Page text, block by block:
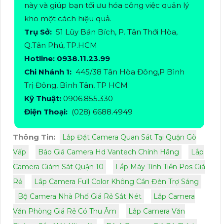
này và giúp bạn tối ưu hóa công việc quản lý
kho một cách hiệu quả.
Trụ Sở: 51 Lũy Bán Bích, P. Tân Thới Hòa,
Q.Tân Phú, TP.HCM
Hotline: 0938.11.23.99
Chi Nhánh 1: 445/38 Tân Hòa Đông,P Bình
Trị Đông, Bình Tân, TP HCM
Kỹ Thuật: 0906.855.330
Điện Thoại: (028) 6688.4949
Thông Tin:
Lắp Đặt Camera Quan Sát Tại Quận Gò
Vấp
Báo Giá Camera Hd Vantech Chính Hãng
Lắp
Camera Giám Sát Quận 10
Lắp Máy Tính Tiền Pos Giá
Rẻ
Lắp Camera Full Color Không Cần Đèn Trợ Sáng
Bộ Camera Nhà Phố Giá Rẻ Sắt Nét
Lắp Camera
Văn Phòng Giá Rẻ Có Thu Âm
Lắp Camera Văn